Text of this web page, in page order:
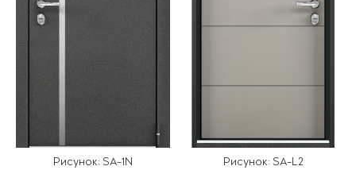
Рисунок: SA-1N Рисунок: SA-L2